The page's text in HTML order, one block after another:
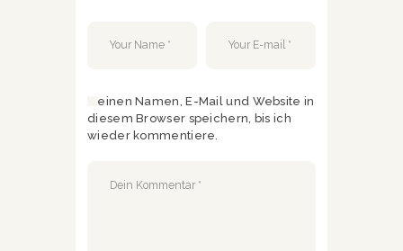
Meinen Namen, E-Mail und Website in
diesem Browser speichern, bis ich
wieder kommentiere.